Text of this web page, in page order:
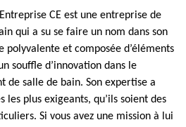
CE est une entreprise de
qui a su se faire un nom dans son
polyvalente et composée d’éléments
souffle d’innovation dans le
de salle de bain. Son expertise a
plus exigeants, qu’ils soient des
Si vous avez une mission à lui